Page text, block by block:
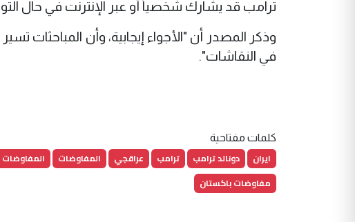
ترامب قد يشارك شخصياً أو عبر الإنترنت في حال
وذكر المصدر أن "الأجواء إيجابية، وأن
في النقاشات".
كلمات مفتاحية
ايران دونالد ترامب ترامب عراقجي المفاوضات المفاوضات
مفاوضات باكستان